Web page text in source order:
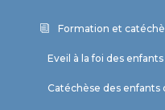
Formation et
Eveil à la foi des
Catéchèse des enfants